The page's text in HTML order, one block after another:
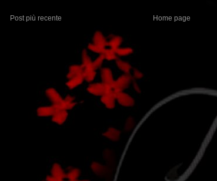
Post più recente Home page